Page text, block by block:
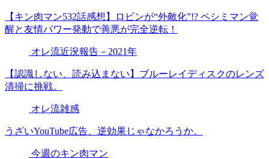
【キン肉マン532話感想】ロビンが“外敵化”!? ペシミマン覚
醒と友情パワー発動で善悪が完全逆転！
オレ流近況報告－2021年
【認識しない、読み込まない】ブルーレイディスクのレンズ
清掃に挑戦。
オレ流雑感
うざいYouTube広告、逆効果じゃなかろうか。
今週のキン肉マン